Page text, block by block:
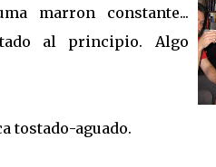
marron constante...
al principio. Algo
tostado-aguado.